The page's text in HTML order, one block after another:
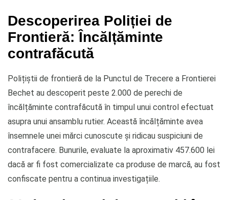
Descoperirea Poliției de
Frontieră: Încălțăminte
contrafăcută
Polițiștii de frontieră de la Punctul de Trecere a Frontierei
Bechet au descoperit peste 2.000 de perechi de
încălțăminte contrafăcută în timpul unui control efectuat
asupra unui ansamblu rutier. Această încălțăminte avea
însemnele unei mărci cunoscute și ridicau suspiciuni de
contrafacere. Bunurile, evaluate la aproximativ 457.600 lei
dacă ar fi fost comercializate ca produse de marcă, au fost
confiscate pentru a continua investigațiile.